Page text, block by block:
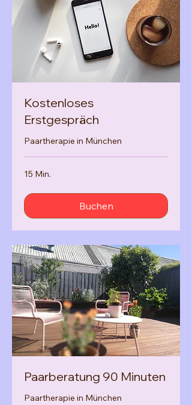
Kostenloses
Erstgespräch
Paartherapie in München
15 Min.
Buchen
Paarberatung 90 Minuten
Paartherapie in München